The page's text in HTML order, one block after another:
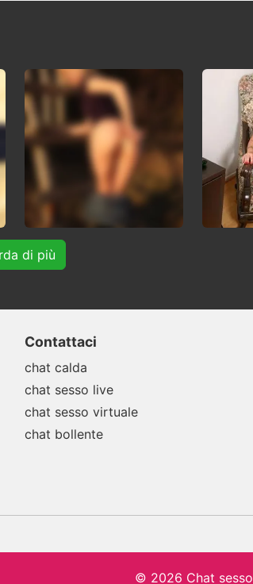
di più
Contattaci
chat calda
chat sesso live
chat sesso virtuale
chat bollente
© 2026 Chat sesso